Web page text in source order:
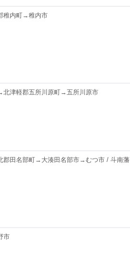
稚内町→稚内市
北津軽郡五所川原町→五所川原市
郡田名部町→大湊田名部市→むつ市 / 斗南藩
市